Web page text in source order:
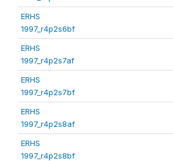
ERHS
1997_r4p2s6bf
ERHS
1997_r4p2s7af
ERHS
1997_r4p2s7bf
ERHS
1997_r4p2s8af
ERHS
1997_r4p2s8bf